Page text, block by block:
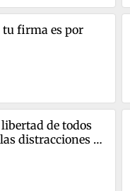
tu firma es por
libertad de todos
distracciones